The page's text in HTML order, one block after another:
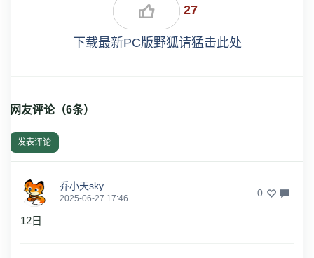
27
下载最新PC版野狐请猛击此处
网友评论（6条）
发表评论
乔小天sky
2025-06-27 17:46 0
12日